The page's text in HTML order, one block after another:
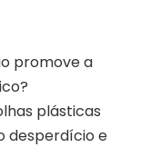
promove a
plásticas
desperdício e